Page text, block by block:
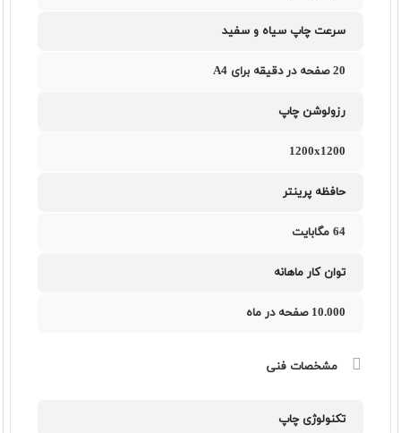
سرعت چاپ سیاه و سفید
20 صفحه در دقیقه برای A4
رزولوشن چاپ
1200x1200
حافظه پرینتر
64 مگابایت
توان کار ماهانه
10.000 صفحه در ماه
مشخصات فنی
تکنولوژی چاپ